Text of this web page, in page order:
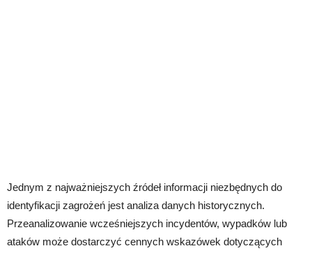
Jednym z najważniejszych źródeł informacji niezbędnych do
identyfikacji zagrożeń jest analiza danych historycznych.
Przeanalizowanie wcześniejszych incydentów, wypadków lub
ataków może dostarczyć cennych wskazówek dotyczących